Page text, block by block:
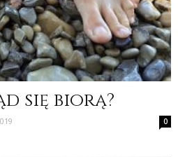
się biorą?
0